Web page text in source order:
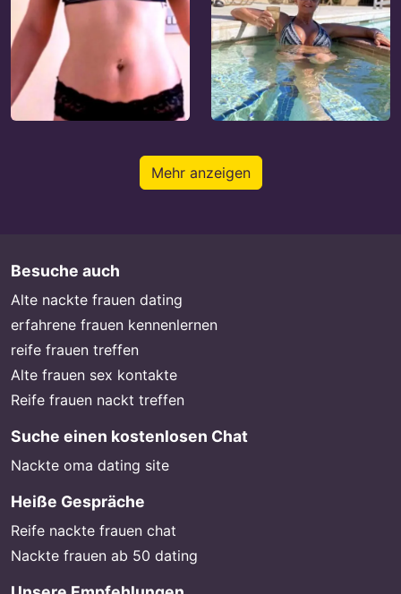
Mehr anzeigen
Besuche auch
Alte nackte frauen dating
erfahrene frauen kennenlernen
reife frauen treffen
Alte frauen sex kontakte
Reife frauen nackt treffen
Suche einen kostenlosen Chat
Nackte oma dating site
Heiße Gespräche
Reife nackte frauen chat
Nackte frauen ab 50 dating